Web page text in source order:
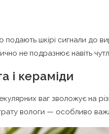
шкірі сигнали до
не подразнює навіть
і кераміди
ваг зволожує на
вологи — особливо